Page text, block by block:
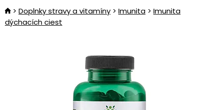
Doplnky stravy a vitamíny Imunita
Imunita
dýchacích ciest